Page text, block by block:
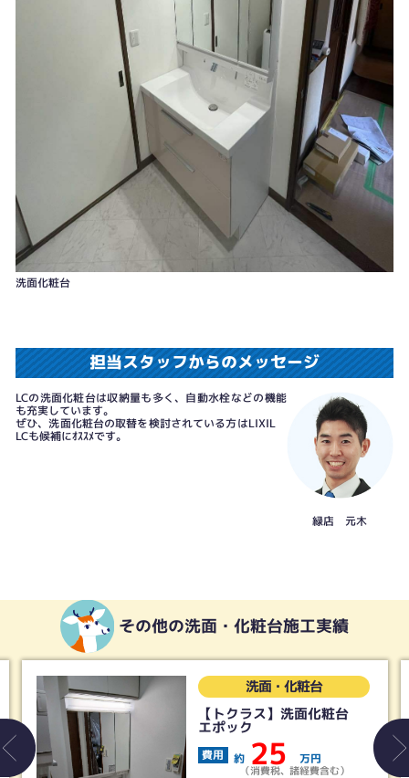
洗面化粧台
担当スタッフからのメッセージ
LCの洗面化粧台は収納量も多く、自動水栓などの機能
も充実しています。
ぜひ、洗面化粧台の取替を検討されている方はLIXIL
LCも候補にｵｽｽﾒです。
緑店 元木
その他の洗面・化粧台施工実績
洗面・化粧台
【トクラス】洗面化粧台
エポック
費用 25 万円
（消費税、諸経費含む）